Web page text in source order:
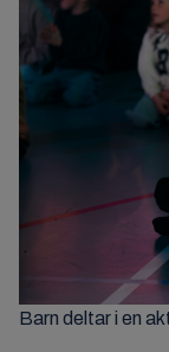
Barn deltar i en